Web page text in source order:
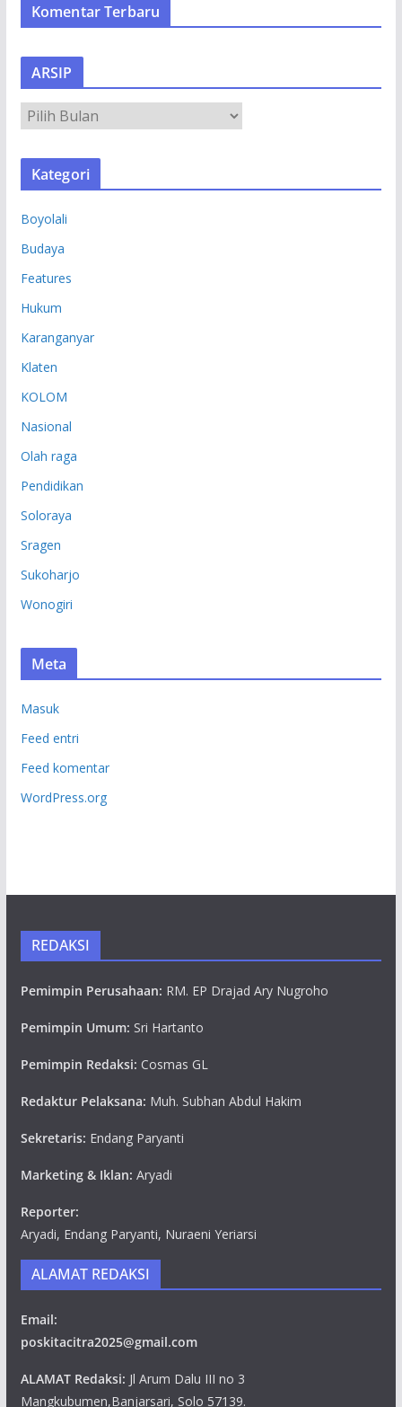
Komentar Terbaru
ARSIP
R
S
Kategori
Boyolali
Budaya
Features
Hukum
Karanganyar
Klaten
KOLOM
Nasional
Olah raga
Pendidikan
Soloraya
Sragen
Sukoharjo
Wonogiri
Meta
Masuk
Feed entri
Feed komentar
WordPress.org
REDAKSI
Pemimpin Perusahaan: RM. EP Drajad Ary Nugroho
Pemimpin Umum: Sri Hartanto
Pemimpin Redaksi: Cosmas GL
Redaktur Pelaksana: Muh. Subhan Abdul Hakim
Sekretaris: Endang Paryanti
Marketing & Iklan: Aryadi
Reporter:
Aryadi, Endang Paryanti, Nuraeni Yeriarsi
ALAMAT REDAKSI
Email:
poskitacitra2025@gmail.com
ALAMAT Redaksi: Jl Arum Dalu III no 3
Mangkubumen,Banjarsari, Solo 57139.